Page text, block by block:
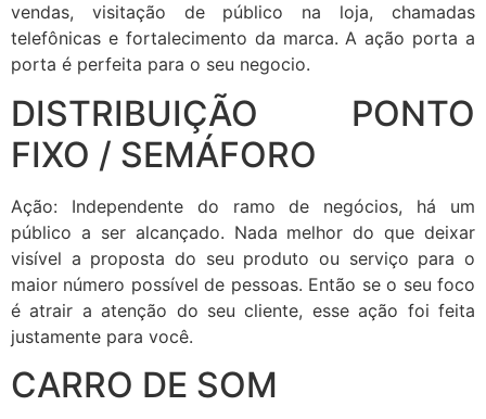
vendas, visitação de público na loja, chamadas
telefônicas e fortalecimento da marca. A ação porta a
porta é perfeita para o seu negocio.
DISTRIBUIÇÃO PONTO
FIXO / SEMÁFORO
Ação: Independente do ramo de negócios, há um
público a ser alcançado. Nada melhor do que deixar
visível a proposta do seu produto ou serviço para o
maior número possível de pessoas. Então se o seu foco
é atrair a atenção do seu cliente, esse ação foi feita
justamente para você.
CARRO DE SOM